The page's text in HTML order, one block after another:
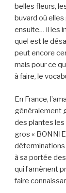
belles fleurs,
buvard où
ensuite… il les
quel est le
peut encore
mais pour ce
à faire, le
En France,
généralement
des plantes les
gros «
déterminations
à sa portée
qui l’amènent
faire